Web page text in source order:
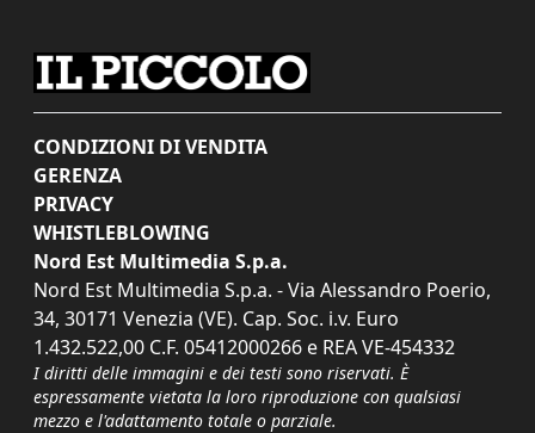
CONDIZIONI DI VENDITA
GERENZA
PRIVACY
WHISTLEBLOWING
Nord Est Multimedia S.p.a.
Nord Est Multimedia S.p.a. - Via Alessandro Poerio,
34, 30171 Venezia (VE). Cap. Soc. i.v. Euro
1.432.522,00 C.F. 05412000266 e REA VE-454332
I diritti delle immagini e dei testi sono riservati. È
espressamente vietata la loro riproduzione con qualsiasi
mezzo e l'adattamento totale o parziale.